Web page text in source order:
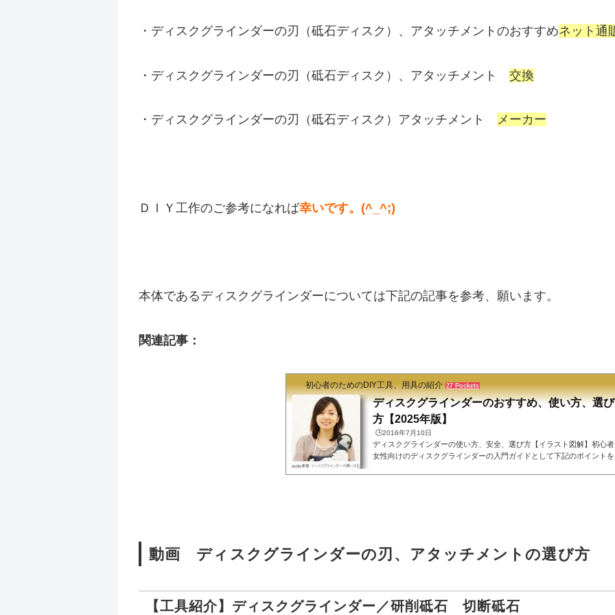
・ディスクグラインダーの刃（砥石ディスク）、アタッチメントのおすすめネット通
・ディスクグラインダーの刃（砥石ディスク）、アタッチメント 交換
・ディスクグラインダーの刃（砥石ディスク）アタッチメント メーカー
ＤＩＹ工作のご参考になれば幸いです。(^_^;)
本体であるディスクグラインダーについては下記の記事を参考、願います。
関連記事：
初心者のためのDIY工具、用具の紹介 27 Pockets
ディスクグラインダーのおすすめ、使い方、選び
方【2025年版】
🕒️2016年7月10日
ディスクグラインダーの使い方、安全、選び方【イラスト図解】初心
女性向けのディスクグラインダーの入門ガイドとして下記のポイント
動画 ディスクグラインダーの刃、アタッチメントの選び方
【工具紹介】ディスクグラインダー／研削砥石 切断砥石